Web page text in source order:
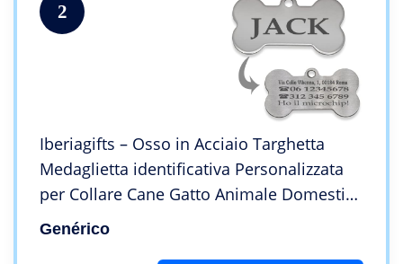
2
Iberiagifts – Osso in Acciaio Targhetta
Medaglietta identificativa Personalizzata
per Collare Cane Gatto Animale Domestico
con incisione
Genérico